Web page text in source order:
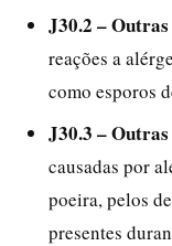
J30.2 –
reações a
como esporos
J30.3 –
causadas por
poeira, pelos
presentes